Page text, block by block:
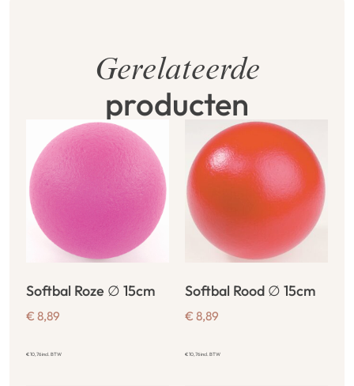
Gerelateerde
producten
Softbal Roze ∅ 15cm
€ 8,89
€10,76incl. BTW
Softbal Rood ∅ 15cm
€ 8,89
€10,76incl. BTW